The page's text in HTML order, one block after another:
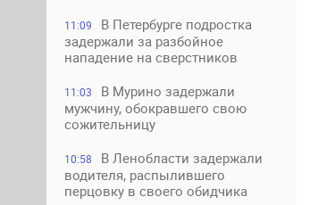
11:09
В Петербурге подростка
задержали за разбойное
нападение на сверстников
11:03
В Мурино задержали
мужчину, обокравшего свою
сожительницу
10:58
В Ленобласти задержали
водителя, распылившего
перцовку в своего обидчика